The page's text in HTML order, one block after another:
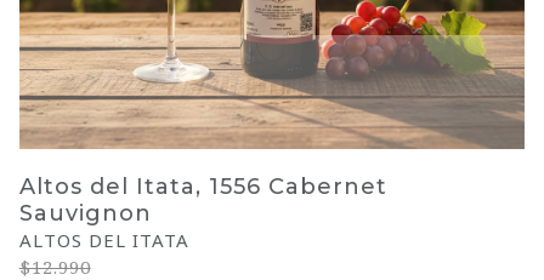
Altos del Itata, 1556 Cabernet
Sauvignon
ALTOS DEL ITATA
$12.990